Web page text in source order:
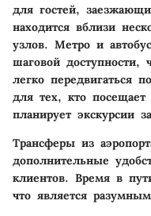
для гостей,
находится вблизи
узлов. Метро и
шаговой доступности,
легко передвигаться
для тех, кто
планирует экскурсии
Трансферы из
дополнительные
клиентов. Время в
что является